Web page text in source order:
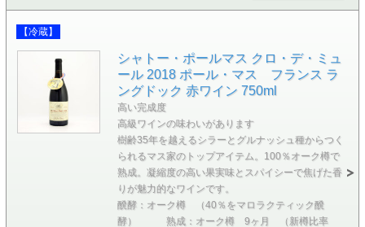
【冷蔵】
シャトー・ポールマス クロ・デ・ミュ
ール 2018 ポール・マス フランス ラ
ングドック 赤ワイン 750ml
高い完成度
高級ワインの味わいがあります
樹齢35年を越えるシラーとグルナッシュ種からつく
られるマス家のトップアイテム。100％オーク樽で
熟成。凝縮度の高い果実味とスパイシーで焦げた香
りが魅力的なワインです。
醗酵：オーク樽 （40％をマロラクティック醗
酵） 熟成：オーク樽 9ヶ月 （新樽比率